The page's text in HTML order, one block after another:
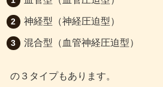
神経型（神経圧迫型）
混合型（血管神経圧迫型）
の３タイプもあります。